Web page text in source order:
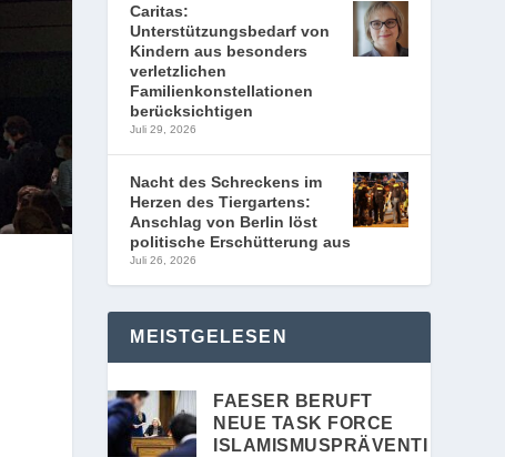
Caritas:
Unterstützungsbedarf von
Kindern aus besonders
verletzlichen
Familienkonstellationen
berücksichtigen
Juli 29, 2026
Nacht des Schreckens im
Herzen des Tiergartens:
Anschlag von Berlin löst
politische Erschütterung aus
Juli 26, 2026
MEISTGELESEN
FAESER BERUFT
NEUE TASK FORCE
ISLAMISMUSPRÄVENTI